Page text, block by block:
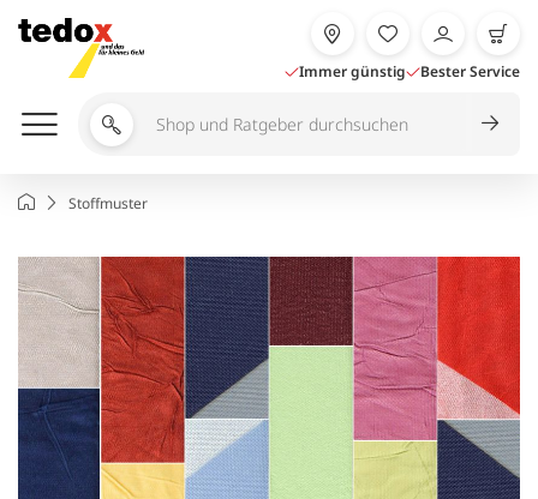
Inhalt
springen
Immer günstig Bester Service
Shop
Ratgeber
StartseiteStoffmuster